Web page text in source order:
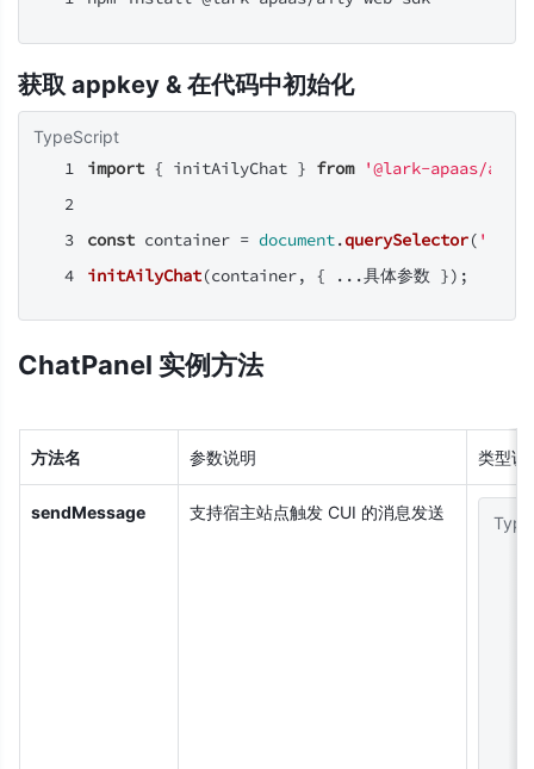
获取 appkey & 在代码中初始化
TypeScript
import { initAilyChat } from '@lark-apaas/
const container = document.querySelector(
initAilyChat(container, { ...具体参数 });
ChatPanel 实例方法
方法名 参数说明 类型说
sendMessage 支持宿主站点触发 CUI 的消息发送